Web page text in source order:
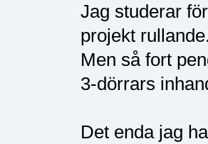
Jag studerar
projekt
Men så fort
3-dörrars
Det enda jag